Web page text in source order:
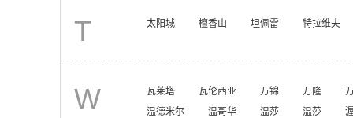
T 太阳城 檀香山 坦佩雷 特拉维夫
W 瓦莱塔 瓦伦西亚 万锦 万隆
温德米尔
温哥华 温莎 温莎